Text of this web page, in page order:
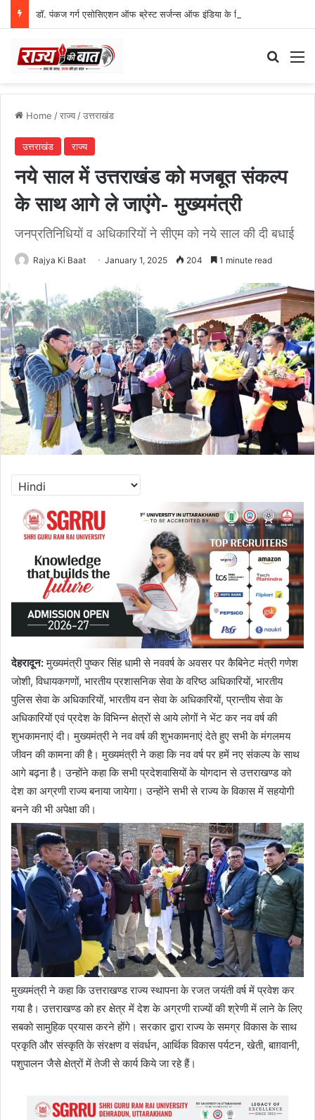
Home /राज्य/उत्तराखंड
उत्तराखंड राज्य
नये साल में उत्तराखंड को मजबूत संकल्प
के साथ आगे ले जाएंगे- मुख्यमंत्री
जनप्रतिनिधियों व अधिकारियों ने सीएम को नये साल की दी बधाई
Rajya Ki Baat January 1, 2025 204 1 minute read
देहरादून:मुख्यमंत्री पुष्कर सिंह धामी से नववर्ष के अवसर पर कैबिनेट मंत्री गणेश
जोशी, विधायकगणों, भारतीय प्रशासनिक सेवा के वरिष्ठ अधिकारियों, भारतीय
पुलिस सेवा के अधिकारियों, भारतीय वन सेवा के अधिकारियों, प्रान्तीय सेवा के
अधिकारियों एवं प्रदेश के विभिन्न क्षेत्रों से आये लोगों ने भेंट कर नव वर्ष की
शुभकामनाएं दी। मुख्यमंत्री ने नव वर्ष की शुभकामनाएं देते हुए सभी के मंगलमय
जीवन की कामना की है। मुख्यमंत्री ने कहा कि नव वर्ष पर हमें नए संकल्प के साथ
आगे बढ़ना है। उन्होंने कहा कि सभी प्रदेशवासियों के योगदान से उत्तराखण्ड को
देश का अग्रणी राज्य बनाया जायेगा। उन्होंने सभी से राज्य के विकास में सहयोगी
बनने की भी अपेक्षा की।
मुख्यमंत्री ने कहा कि उत्तराखण्ड राज्य स्थापना के रजत जयंती वर्ष में प्रवेश कर
गया है। उत्तराखण्ड को हर क्षेत्र में देश के अग्रणी राज्यों की श्रेणी में लाने के लिए
सबको सामुहिक प्रयास करने होंगे। सरकार द्वारा राज्य के समग्र विकास के साथ
प्रकृति और संस्कृति के संरक्षण व संवर्धन, आर्थिक विकास पर्यटन, खेती, बाग़वानी,
पशुपालन जैसे क्षेत्रों में तेजी से कार्य किये जा रहे हैं।